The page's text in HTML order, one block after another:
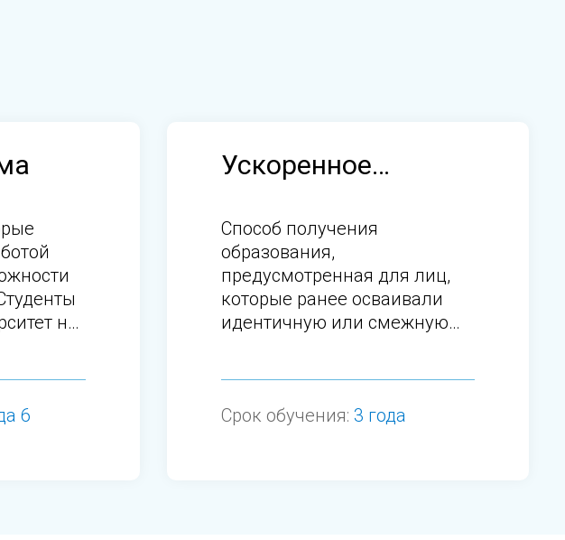
на
6
Ускоренное
Способ получения
образования,
предусмотренная для лиц,
которые ранее осваивали
идентичную или смежную
Срок обучения: 3 года